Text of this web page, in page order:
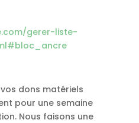
gerer-liste-
dons matériels
pour une semaine
Nous faisons une